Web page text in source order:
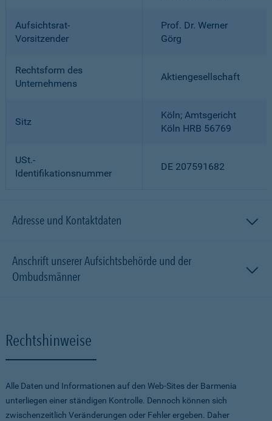
Aufsichtsrat-
Vorsitzender
Prof. Dr. Werner
Görg
Rechtsform des
Unternehmens
Aktiengesellschaft
Sitz
Köln; Amtsgericht
Köln HRB 56769
USt.-
Identifikationsnummer
DE 207591682
Adresse und Kontaktdaten
Anschrift unserer Aufsichtsbehörde und der
Ombudsmänner
Rechtshinweise
Alle Daten und Informationen auf den Web-Sites der Barmenia
unterliegen einer ständigen Kontrolle. Dennoch können sich
zwischenzeitlich Veränderungen oder Fehler ergeben. Daher